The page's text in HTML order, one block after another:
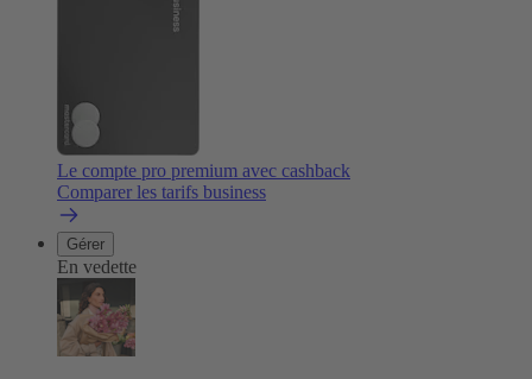
Le compte pro premium avec cashback
Comparer les tarifs business
Gérer
En vedette